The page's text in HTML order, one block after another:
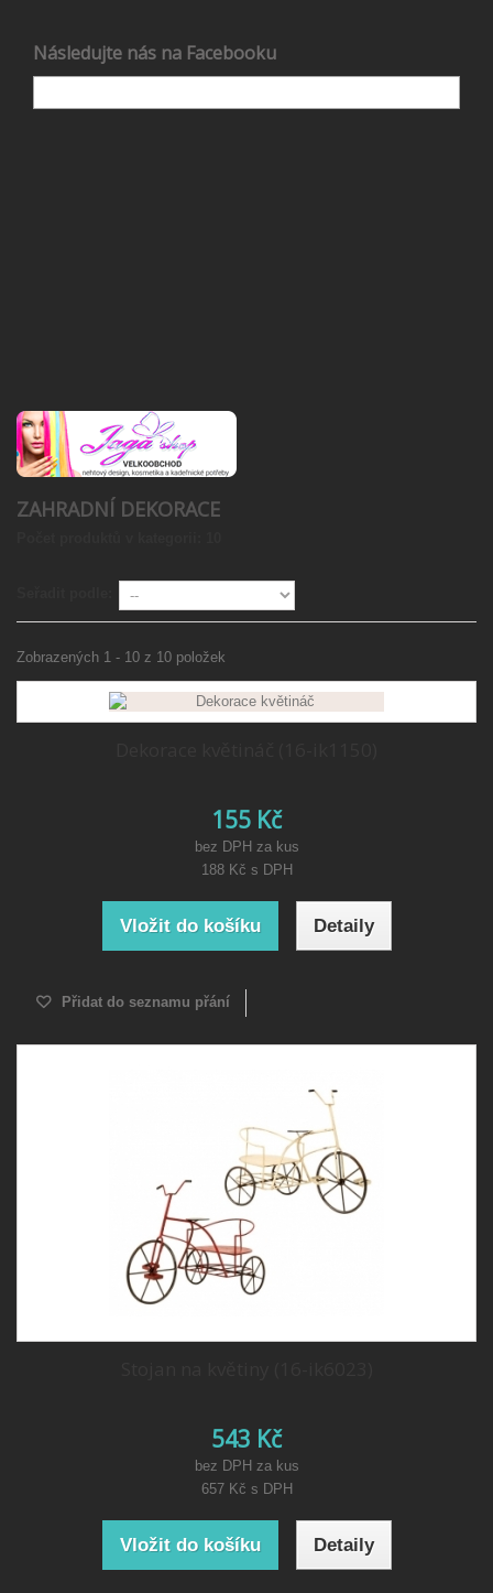
Následujte nás na Facebooku
ZAHRADNÍ DEKORACE
Zobrazených 1 - 10 z 10 položek
155 Kč
bez DPH za kus
188 Kč s DPH
Vložit do košíku Detaily
Přidat do seznamu přání
543 Kč
bez DPH za kus
657 Kč s DPH
Vložit do košíku Detaily